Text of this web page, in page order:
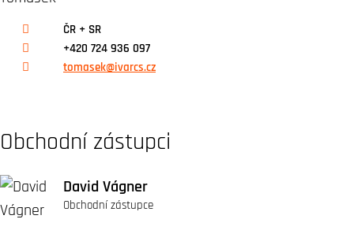
ČR + SR
+420 724 936 097
tomasek@ivarcs.cz
Obchodní zástupci
David Vágner
Obchodní zástupce